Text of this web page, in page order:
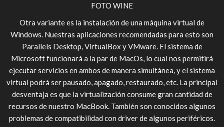
FOTO WINE
Otra variante es la instalación de una máquina virtual de
Windows. Nuestras aplicaciones recomendadas para esto son
Parallels Desktop, VirtualBox y VMware. El sistema de
Microsoft funcionará a la par de MacOs, lo cual nos permitirá
ejecutar servicios en ambos de manera simultánea, y el sistema
virtual podrá ser pausado, apagado, restaurado, etc. La principal
desventaja es que la virtualización consume gran cantidad de
recursos de nuestro MacBook. También son conocidos algunos
problemas de compatibilidad con driver de algunos periféricos.